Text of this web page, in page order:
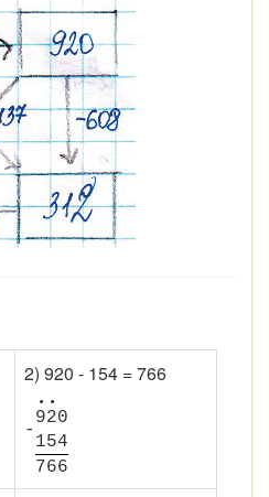
2) 920 - 154 = 766
• •
-
920
154
766